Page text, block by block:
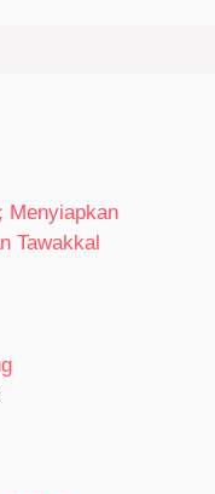
Menyiapkan
Tawakkal